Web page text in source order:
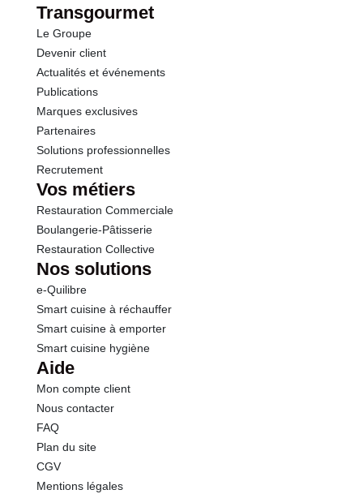
Traces de fruits à coques
Conformément aux informations transmises
par le(s) fournisseur(s) de Transgourmet
Opérations
Protéines
Sel
Sodium
Transgourmet
Le Groupe
Devenir client
Actualités et événements
Publications
Marques exclusives
Partenaires
Solutions professionnelles
Recrutement
Vos métiers
Restauration Commerciale
Boulangerie-Pâtisserie
Restauration Collective
Nos solutions
e-Quilibre
Smart cuisine à réchauffer
Smart cuisine à emporter
Smart cuisine hygiène
Aide
Mon compte client
Nous contacter
FAQ
Plan du site
CGV
Mentions légales